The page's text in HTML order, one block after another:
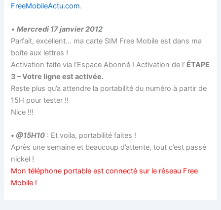
FreeMobileActu.com.
•Mercredi 17 janvier 2012
Parfait, excellent… ma carte SIM Free Mobile est dans ma
boîte aux lettres !
Activation faite via l’Espace Abonné ! Activation de l’ ÉTAPE
3 – Votre ligne est activée.
Reste plus qu’a attendre la portabilité du numéro à partir de
15H pour tester !!
Nice !!!
•@15H10 : Et voila, portabilité faites !
Après une semaine et beaucoup d’attente, tout c’est passé
nickel !
Mon téléphone portable est connecté sur le réseau Free
Mobile !